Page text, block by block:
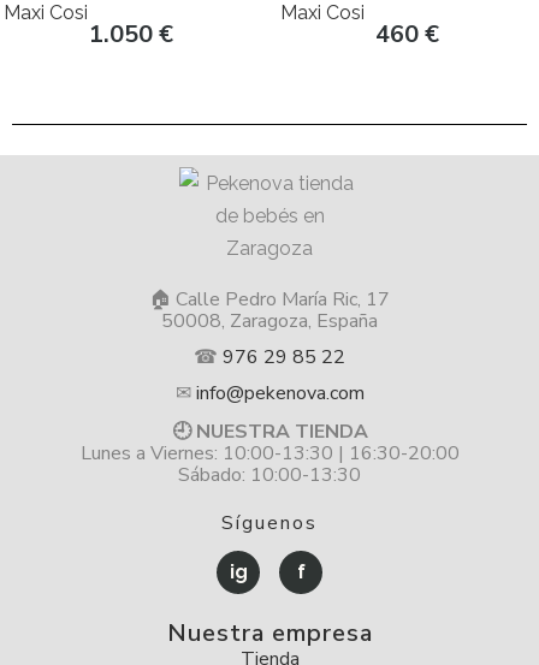
Maxi Cosi
1.050€
Maxi Cosi
460€
🏠 Calle Pedro María Ric, 17
50008, Zaragoza, España
☎ 976 29 85 22
✉info@pekenova.com
🕘 NUESTRA TIENDA
Lunes a Viernes: 10:00-13:30 | 16:30-20:00
Sábado: 10:00-13:30
Síguenos
ig f
Nuestra empresa
Tienda